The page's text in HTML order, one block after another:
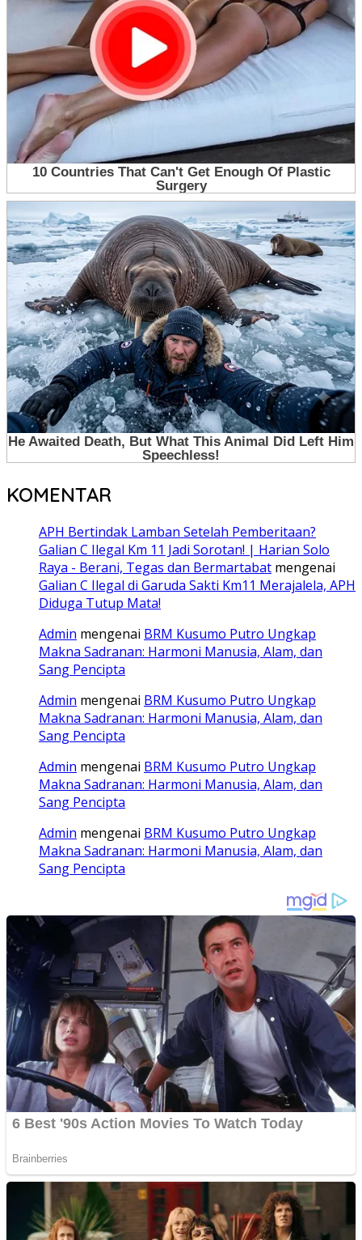
KOMENTAR
APH Bertindak Lamban Setelah Pemberitaan?
Galian C Ilegal Km 11 Jadi Sorotan! | Harian Solo
Raya - Berani, Tegas dan Bermartabat mengenai
Galian C Ilegal di Garuda Sakti Km11 Merajalela, APH
Diduga Tutup Mata!
Admin mengenai BRM Kusumo Putro Ungkap
Makna Sadranan: Harmoni Manusia, Alam, dan
Sang Pencipta
Admin mengenai BRM Kusumo Putro Ungkap
Makna Sadranan: Harmoni Manusia, Alam, dan
Sang Pencipta
Admin mengenai BRM Kusumo Putro Ungkap
Makna Sadranan: Harmoni Manusia, Alam, dan
Sang Pencipta
Admin mengenai BRM Kusumo Putro Ungkap
Makna Sadranan: Harmoni Manusia, Alam, dan
Sang Pencipta